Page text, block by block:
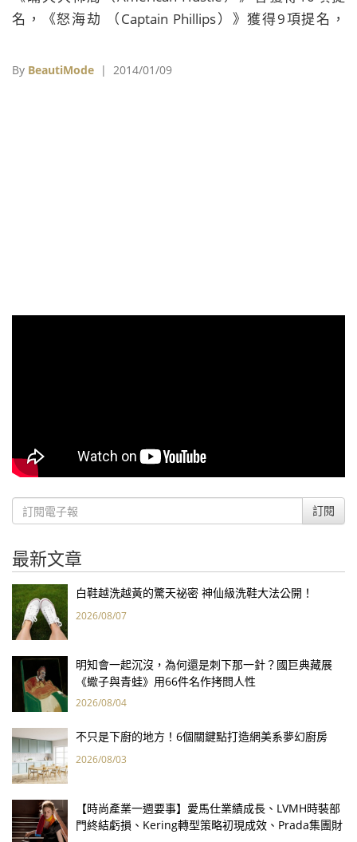
名，《怒海劫 （Captain Phillips）》獲得9項提名，
（Behind The Candelabra）》分別獲得5項提名，
By BeautiMode | 2014/01/09
訂閱
最新文章
白鞋越洗越黃的驚天祕密 神仙級洗鞋大法公開！
2026/08/07
明知會一起沉沒，為何還是刺下那一針？國巨典藏展
《蠍子與青蛙》用66件名作拷問人性
2026/08/04
不只是下廚的地方！6個關鍵點打造網美系夢幻廚房
2026/08/03
【時尚產業一週要事】愛馬仕業績成長、LVMH時裝部
門終結虧損、Kering轉型策略初現成效、Prada集團財